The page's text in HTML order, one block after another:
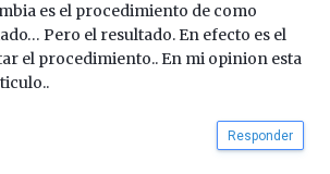
es el procedimiento de como
Pero el resultado. En efecto es el
el procedimiento.. En mi opinion esta
Responder